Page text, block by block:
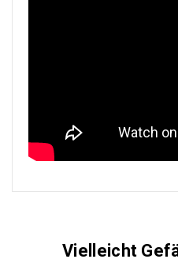
Vielleicht